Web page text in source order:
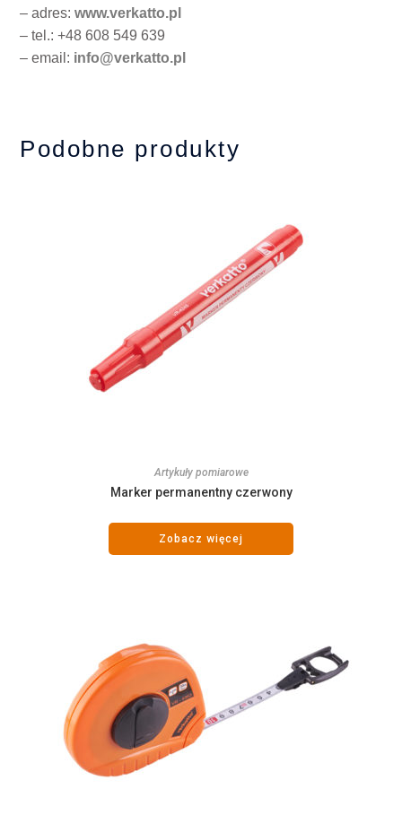
– adres:www.verkatto.pl
– tel.: +48 608 549 639
– email: info@verkatto.pl
Podobne produkty
Artykuły pomiarowe
Marker permanentny czerwony
Zobacz więcej